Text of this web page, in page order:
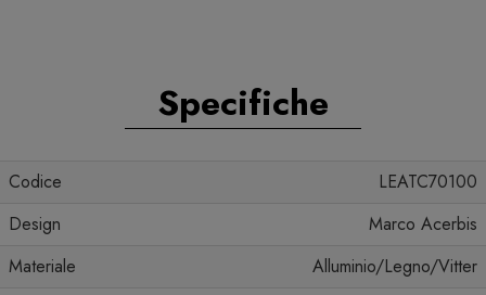
Specifiche
Codice
LEATC70100
Design
Marco Acerbis
Materiale
Alluminio/Legno/Vitter